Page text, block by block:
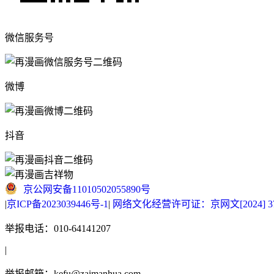
微信服务号
微博
抖音
京公网安备11010502055890号
|京ICP备2023039446号-1 | 网络文化经营许可证：京网文[2024]
举报电话：010-64141207
|